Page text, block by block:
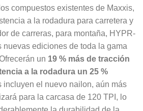
compuestos existentes de Maxxis,
a la rodadura para carretera y
de carreras, para montaña, HYPR-
nuevas ediciones de toda la gama
un 19 % más de tracción
a la rodadura un 25 %
incluyen el nuevo nailon, aún más
para la carcasa de 120 TPI, lo